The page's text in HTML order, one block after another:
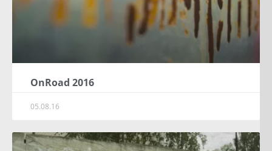
OnRoad 2016
05.08.16